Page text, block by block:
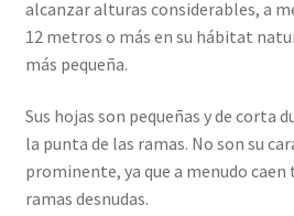
alcanzar alturas considerables, a
12 metros o más en su hábitat
más pequeña.
Sus hojas son pequeñas y de corta
la punta de las ramas. No son su
prominente, ya que a menudo
ramas desnudas.